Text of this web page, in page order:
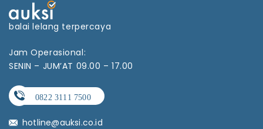
balai lelang terpercaya
Jam Operasional:
SENIN – JUM’AT 09.00 – 17.00
hotline@auksi.co.id